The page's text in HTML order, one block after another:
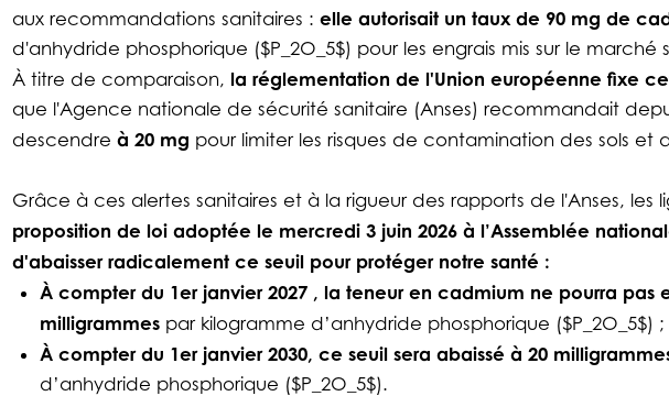
aux recommandations sanitaires : elle autorisait un taux de 90 mg de
d'anhydride phosphorique ($P_2O_5$) pour les engrais mis sur le
À titre de comparaison, la réglementation de l'Union européenne fixe
que l'Agence nationale de sécurité sanitaire (Anses) recommandait
descendre à 20 mg pour limiter les risques de contamination des sols et
Grâce à ces alertes sanitaires et à la rigueur des rapports de l'Anses, les
proposition de loi adoptée le mercredi 3 juin 2026 à l’Assemblée
d'abaisser radicalement ce seuil pour protéger notre santé :
À compter du 1er janvier 2027 , la teneur en cadmium ne pourra pas
milligrammes par kilogramme d’anhydride phosphorique ($P_2O_5$) ;
À compter du 1er janvier 2030, ce seuil sera abaissé à 20
d’anhydride phosphorique ($P_2O_5$).